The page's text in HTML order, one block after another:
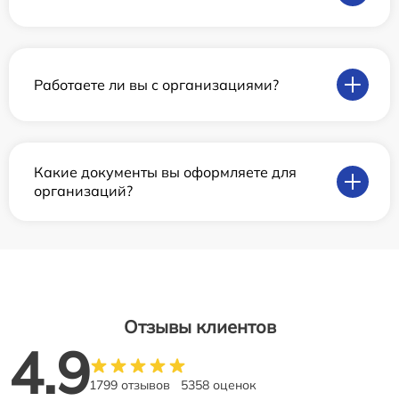
Работаете ли вы с организациями?
Какие документы вы оформляете для
организаций?
Отзывы клиентов
4.91799 отзывов 5358 оценок